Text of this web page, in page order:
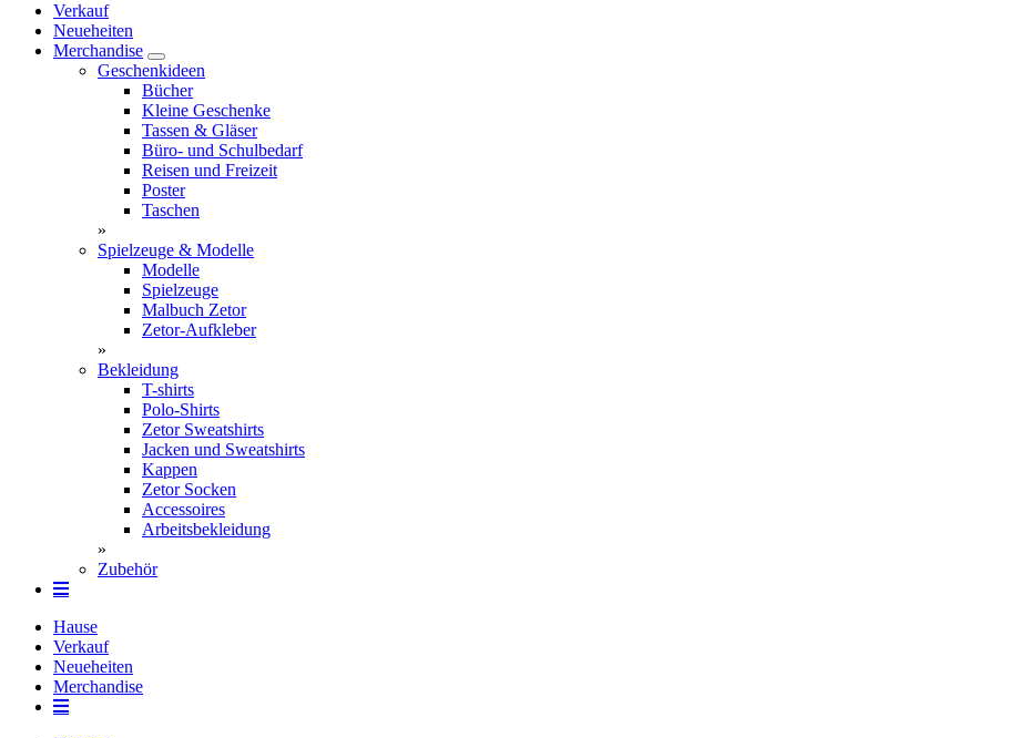
Verkauf
Neueheiten
Merchandise
Geschenkideen
Bücher
Kleine Geschenke
Tassen & Gläser
Büro- und Schulbedarf
Reisen und Freizeit
Poster
Taschen
»
Spielzeuge & Modelle
Modelle
Spielzeuge
Malbuch Zetor
Zetor-Aufkleber
»
Bekleidung
T-shirts
Polo-Shirts
Zetor Sweatshirts
Jacken und Sweatshirts
Kappen
Zetor Socken
Ac­ces­soires
Arbeitsbekleidung
»
Zubehör
Hause
Verkauf
Neueheiten
Merchandise